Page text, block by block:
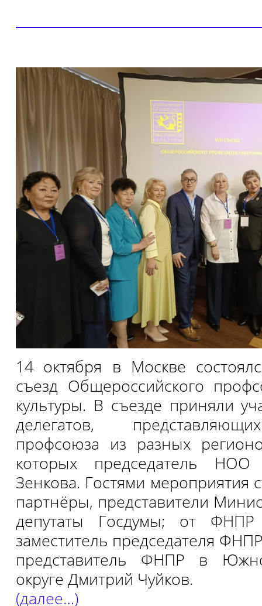
14 октября в Москве
съезд Общероссийского
культуры. В съезде приняли
делегатов,
профсоюза из разных
которых председатель
Зенкова. Гостями мероприятия
партнёры, представители
депутаты Госдумы; от ФНПР
заместитель председателя
представитель ФНПР в
округе Дмитрий Чуйков.
(далее…)